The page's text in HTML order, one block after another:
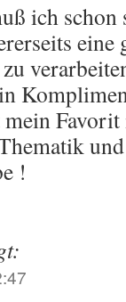
ich
eine
Favorit
!